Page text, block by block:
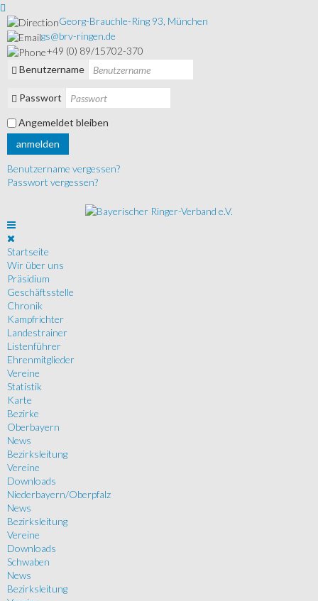
Georg-Brauchle-Ring 93, München
gs@brv-ringen.de
+49 (0) 89/15702-370
Benutzername
Passwort
Angemeldet bleiben
anmelden
Benutzername vergessen?
Passwort vergessen?
Startseite
Wir über uns
Präsidium
Geschäftsstelle
Chronik
Kampfrichter
Landestrainer
Listenführer
Ehrenmitglieder
Vereine
Statistik
Karte
Bezirke
Oberbayern
News
Bezirksleitung
Vereine
Downloads
Niederbayern/Oberpfalz
News
Bezirksleitung
Vereine
Downloads
Schwaben
News
Bezirksleitung